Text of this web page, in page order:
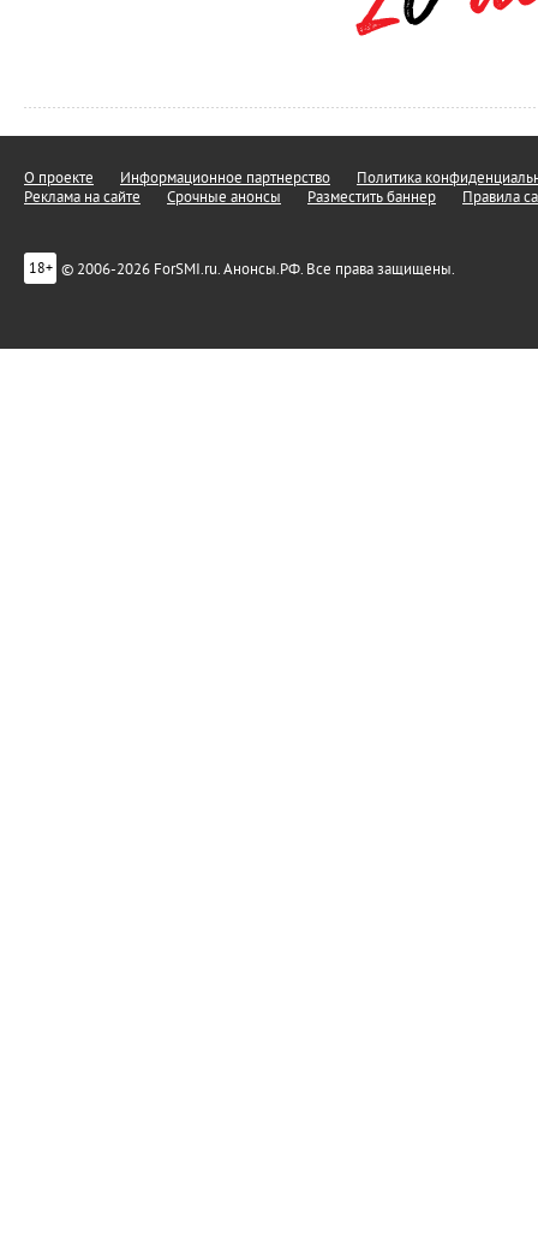
О проекте Информационное партнерство
Политика
Реклама на сайте
Срочные анонсы Разместить баннер Правила
18+ © 2006-2026 ForSMI.ru. Анонсы.РФ. Все права защищены.